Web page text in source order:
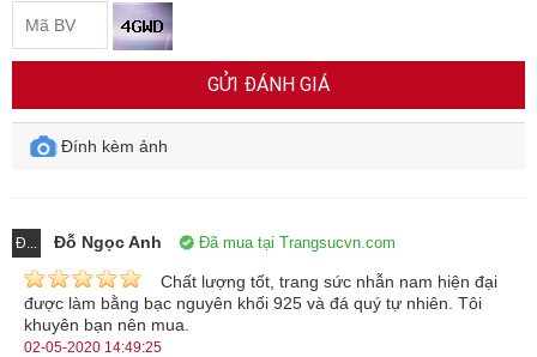
GỬI ĐÁNH GIÁ
Đính kèm ảnh
Đ... Đỗ Ngọc Anh Đã mua tại Trangsucvn.com
Chất lượng tốt, trang sức nhẫn nam hiện đại
được làm bằng bạc nguyên khối 925 và đá quý tự nhiên. Tôi
khuyên bạn nên mua.
02-05-2020 14:49:25